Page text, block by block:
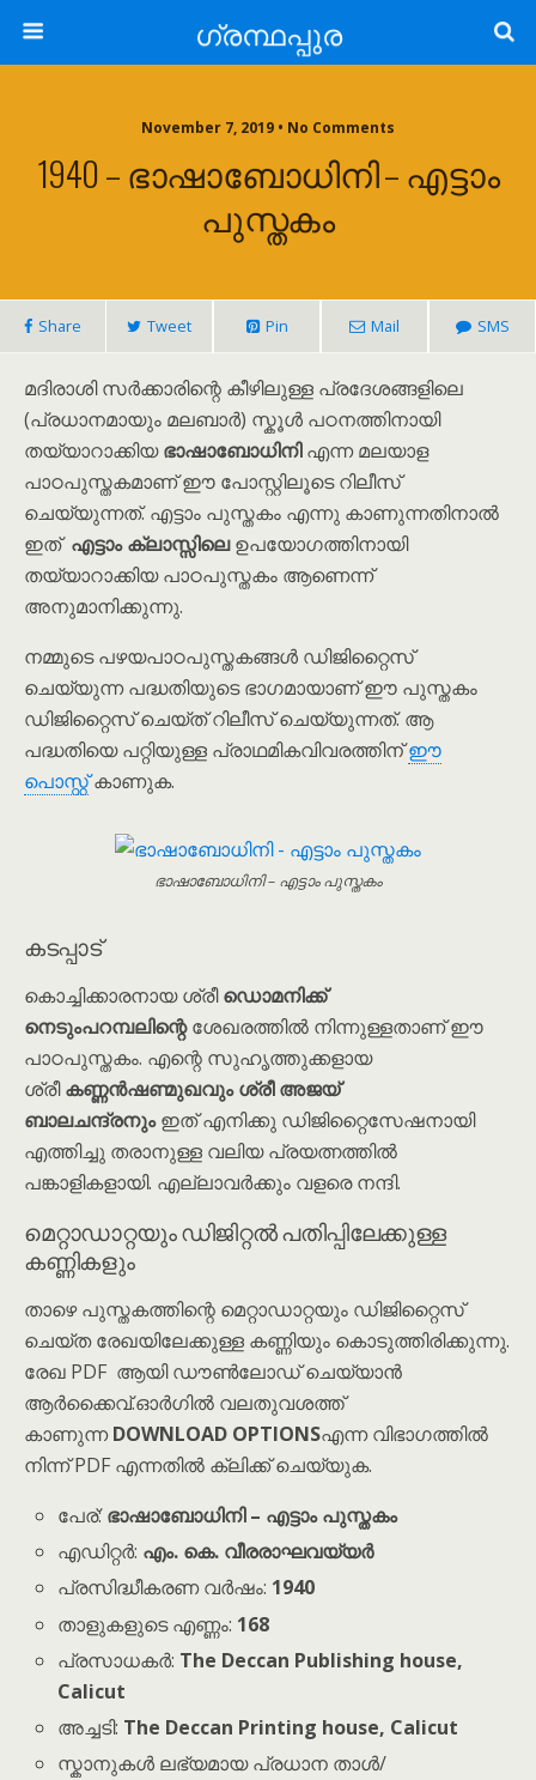
ഗ്രന്ഥപ്പുര
November 7, 2019 • No Comments
1940 – ഭാഷാബോധിനി – എട്ടാം
പുസ്തകം
Share Tweet Pin Mail SMS
മദിരാശി സർക്കാരിന്റെ കീഴിലുള്ള പ്രദേശങ്ങളിലെ
(പ്രധാനമായും മലബാർ) സ്കൂൾ പഠനത്തിനായി
തയ്യാറാക്കിയഭാഷാബോധിനിഎന്ന മലയാള
പാഠപുസ്തകമാണ് ഈ പോസ്റ്റിലൂടെ റിലീസ്
ചെയ്യുന്നത്. എട്ടാം പുസ്തകം എന്നു കാണുന്നതിനാൽ
ഇത് എട്ടാം ക്ലാസ്സിലെഉപയോഗത്തിനായി
തയ്യാറാക്കിയ പാഠപുസ്തകം ആണെന്ന്
അനുമാനിക്കുന്നു.
നമ്മുടെ പഴയപാഠപുസ്തകങ്ങൾ ഡിജിറ്റൈസ്
ചെയ്യുന്ന പദ്ധതിയുടെ ഭാഗമായാണ് ഈ പുസ്തകം
ഡിജിറ്റൈസ് ചെയ്ത് റിലീസ് ചെയ്യുന്നത്. ആ
പദ്ധതിയെ പറ്റിയുള്ള പ്രാഥമികവിവരത്തിന്ഈ
പൊസ്റ്റ്കാണുക.
ഭാഷാബോധിനി – എട്ടാം പുസ്തകം
കടപ്പാട്
കൊച്ചിക്കാരനായ ശ്രീഡൊമനിക്ക്
നെടും‌പറമ്പലിന്റെശേഖരത്തിൽ നിന്നുള്ളതാണ് ഈ
പാഠപുസ്തകം. എന്റെ സുഹൃത്തുക്കളായ
ശ്രീകണ്ണൻഷണ്മുഖവും ശ്രീ അജയ്
ബാലചന്ദ്രനുംഇത് എനിക്കു ഡിജിറ്റൈസേഷനായി
എത്തിച്ചു തരാനുള്ള വലിയ പ്രയത്നത്തിൽ
പങ്കാളികളായി. എല്ലാവർക്കും വളരെ നന്ദി.
മെറ്റാഡാറ്റയും ഡിജിറ്റൽ പതിപ്പിലേക്കുള്ള
കണ്ണികളും
താഴെ പുസ്തകത്തിന്റെ മെറ്റാഡാറ്റയും ഡിജിറ്റൈസ്
ചെയ്ത രേഖയിലേക്കുള്ള കണ്ണിയും കൊടുത്തിരിക്കുന്നു.
രേഖ PDF ആയി ഡൗൺലോഡ് ചെയ്യാൻ
ആർക്കൈവ്.ഓർഗിൽ വലതുവശത്ത്
കാണുന്നDOWNLOAD OPTIONSഎന്ന വിഭാഗത്തിൽ
നിന്ന് PDF എന്നതിൽ ക്ലിക്ക് ചെയ്യുക.
പേര്:ഭാഷാബോധിനി – എട്ടാം പുസ്തകം
എഡിറ്റർ: എം. കെ. വീരരാഘവയ്യർ
പ്രസിദ്ധീകരണ വർഷം: 1940
താളുകളുടെ എണ്ണം: 168
പ്രസാധകർ: The Deccan Publishing house,
Calicut
അച്ചടി: The Deccan Printing house, Calicut
സ്കാനുകൾ ലഭ്യമായ പ്രധാന താൾ/